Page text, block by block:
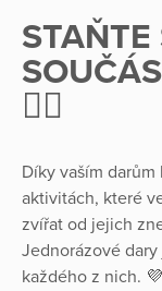
✌🏼
Díky vaším
aktivitách, které
zvířat od jejich
Jednorázové
každého z nich.